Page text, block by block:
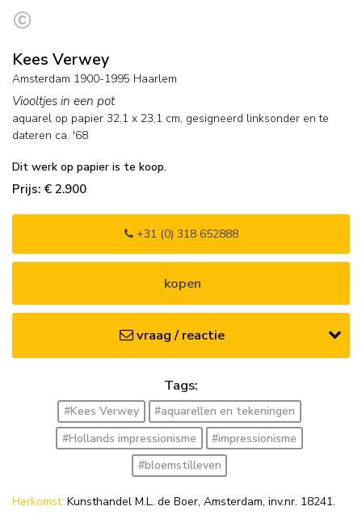
Kees Verwey
Amsterdam 1900-1995 Haarlem
Viooltjes in een pot
aquarel op papier 32,1 x 23,1 cm, gesigneerd linksonder ente
dateren ca. '68
Dit werk op papier is te koop.
Prijs: € 2.900
+31 (0) 318 652888
kopen
vraag / reactie
Tags:
#Kees Verwey
#aquarellen en tekeningen
#Hollands impressionisme
#impressionisme
#bloemstilleven
Herkomst: Kunsthandel M.L. de Boer, Amsterdam, inv.nr. 18241.